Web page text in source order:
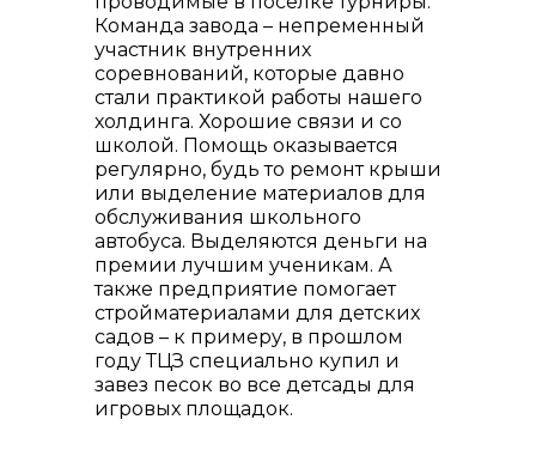
Команда завода – непременный
участник внутренних
соревнований, которые давно
стали практикой работы нашего
холдинга. Хорошие связи и со
школой. Помощь оказывается
регулярно, будь то ремонт крыши
или выделение материалов для
обслуживания школьного
автобуса. Выделяются деньги на
премии лучшим ученикам. А
также предприятие помогает
стройматериалами для детских
садов – к примеру, в прошлом
году ТЦЗ специально купил и
завез песок во все детсады для
игровых площадок.